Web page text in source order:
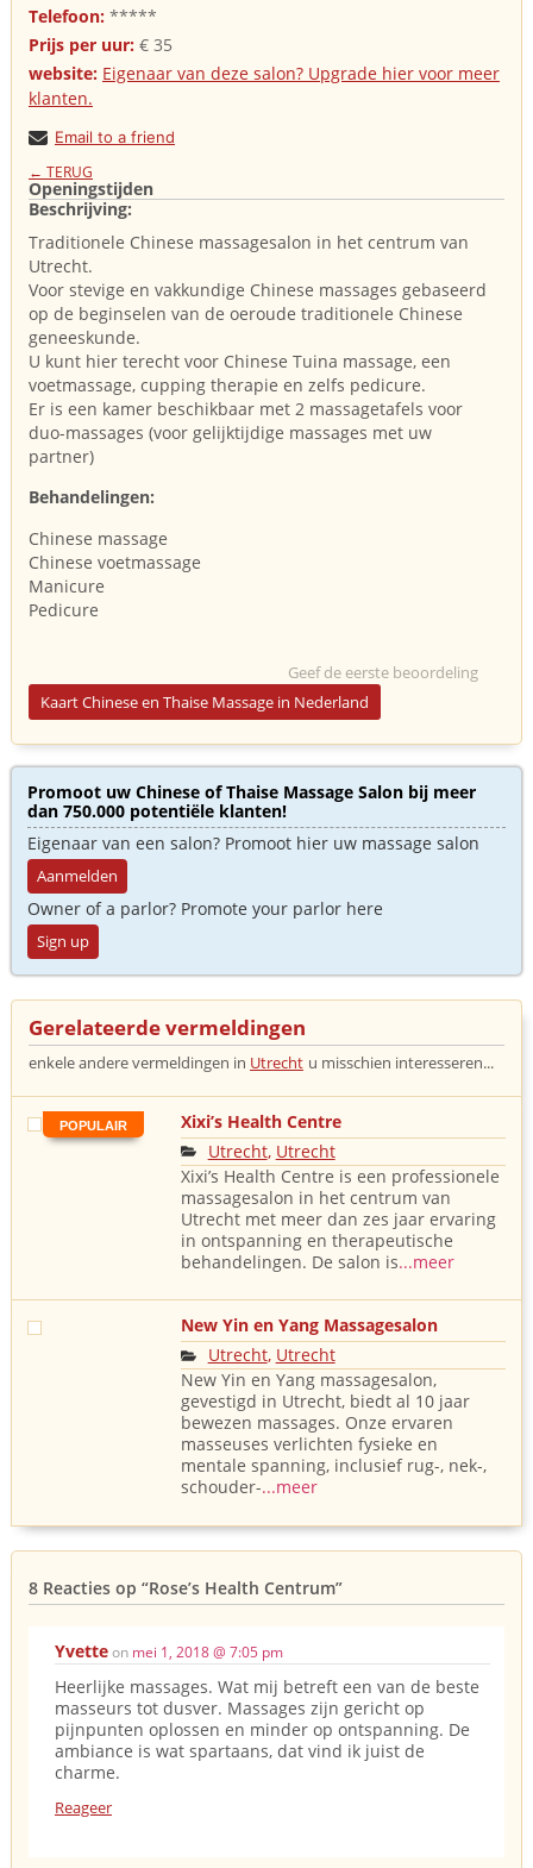
Telefoon: *****
Prijs per uur: € 35
website: Eigenaar van deze salon? Upgrade hier voor meer
klanten.
Email to a friend
← TERUG
Openingstijden
Beschrijving:
Traditionele Chinese massagesalon in het centrum van
Utrecht.
Voor stevige en vakkundige Chinese massages gebaseerd
op de beginselen van de oeroude traditionele Chinese
geneeskunde.
U kunt hier terecht voor Chinese Tuina massage, een
voetmassage, cupping therapie en zelfs pedicure.
Er is een kamer beschikbaar met 2 massagetafels voor
duo-massages (voor gelijktijdige massages met uw
partner)
Behandelingen:
Chinese massage
Chinese voetmassage
Manicure
Pedicure
Geef de eerste beoordeling
Kaart Chinese en Thaise Massage in Nederland
Promoot uw Chinese of Thaise Massage Salon bij meer
dan 750.000 potentiële klanten!
Eigenaar van een salon? Promoot hier uw massage salon
Aanmelden
Owner of a parlor? Promote your parlor here
Sign up
Gerelateerde vermeldingen
enkele andere vermeldingen in Utrecht u misschien interesseren...
POPULAIR
Xixi’s Health Centre
Utrecht, Utrecht
Xixi’s Health Centre is een professionele
massagesalon in het centrum van
Utrecht met meer dan zes jaar ervaring
in ontspanning en therapeutische
behandelingen. De salon is...meer
New Yin en Yang Massagesalon
Utrecht, Utrecht
New Yin en Yang massagesalon,
gevestigd in Utrecht, biedt al 10 jaar
bewezen massages. Onze ervaren
masseuses verlichten fysieke en
mentale spanning, inclusief rug-, nek-,
schouder-...meer
8 Reacties op “Rose’s Health Centrum”
Yvetteon mei 1, 2018 @ 7:05 pm
Heerlijke massages. Wat mij betreft een van de beste
masseurs tot dusver. Massages zijn gericht op
pijnpunten oplossen en minder op ontspanning. De
ambiance is wat spartaans, dat vind ik juist de
charme.
Reageer